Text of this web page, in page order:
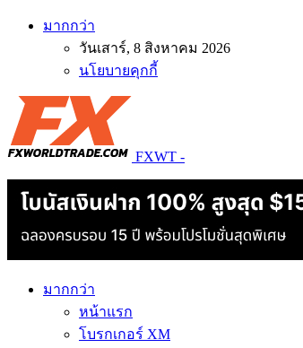
มากกว่า
วันเสาร์, 8 สิงหาคม 2026
นโยบายคุกกี้
FXWT -
มากกว่า
หน้าแรก
โบรกเกอร์ XM